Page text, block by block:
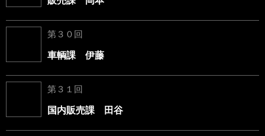
第３０回
車輌課 伊藤
第３１回
国内販売課 田谷